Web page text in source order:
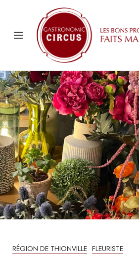
RÉGION DE THIONVILLE FLEURISTE